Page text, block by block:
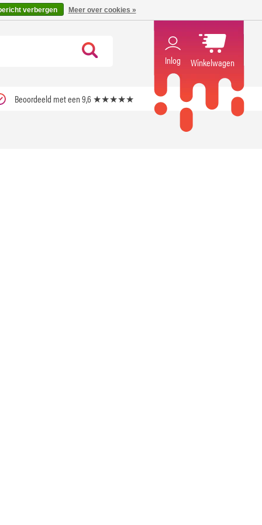
''verfrissend''
Inlog Winkelwagen
Beoordeeld met een 9,6 ★★★★★
verbergen Meer over cookies »